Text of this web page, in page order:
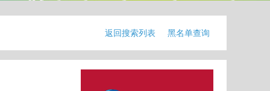
返回搜索列表 黑名单查询